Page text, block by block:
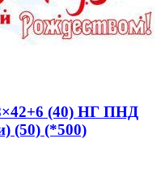
(40) НГ ПНД
(50) (*500)